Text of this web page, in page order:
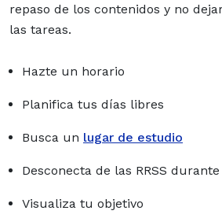
repaso de los contenidos y no
las tareas.
Hazte un horario
Planifica tus días libres
Busca un lugar de estudio
Desconecta de las RRSS
Visualiza tu objetivo